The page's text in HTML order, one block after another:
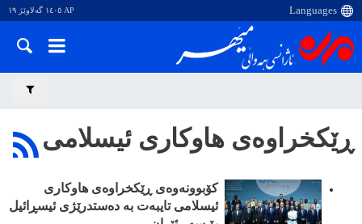
AP ١٤٠٥ گەلاوێژ ١٩
ڕێکخراوەی هاوکاری ئیسلامی
کۆبوونەوەی ڕێکخراوەی هاوکاری
ئیسلامی تایبەت بە دەستدرێژی ئیسڕائیل